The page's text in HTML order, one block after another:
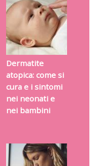
Dermatite
atopica: come si
cura e i sintomi
nei neonati e
nei bambini